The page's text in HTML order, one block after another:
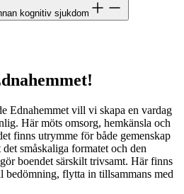
kognitiv sjukdom
Ednahemmet vill vi skapa en vardag
Här möts omsorg, hemkänsla och
finns utrymme för både gemenskap
småskaliga formatet och den
boendet särskilt trivsamt. Här finns
flytta in tillsammans med